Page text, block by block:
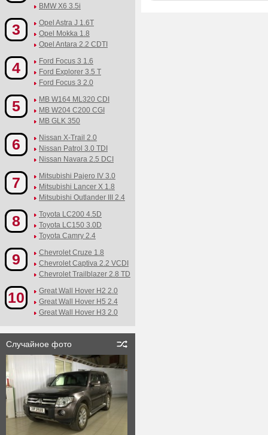
BMW X6 3.5i
3
Opel Astra J 1.6T
Opel Mokka 1.8
Opel Antara 2.2 CDTI
4
Ford Focus 3 1.6
Ford Explorer 3.5 T
Ford Focus 3 2.0
5
MB W164 ML320 CDI
MB W204 C200 CGI
MB GLK 350
6
Nissan X-Trail 2.0
Nissan Patrol 3.0 TDI
Nissan Navara 2.5 DCI
7
Mitsubishi Pajero IV 3.0
Mitsubishi Lancer X 1.8
Mitsubishi Outlander III 2.4
8
Toyota LC200 4.5D
Toyota LC150 3.0D
Toyota Camry 2.4
9
Chevrolet Cruze 1.8
Chevrolet Captiva 2.2 VCDI
Chevrolet Trailblazer 2.8 TD
10
Great Wall Hover H2 2.0
Great Wall Hover H5 2.4
Great Wall Hover H3 2.0
Случайное фото